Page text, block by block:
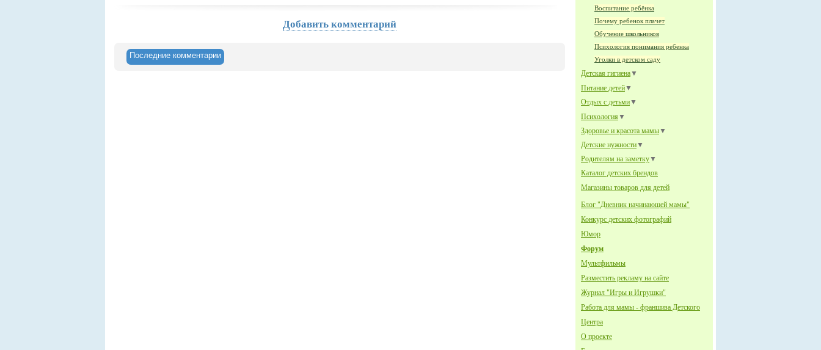
Воспитание ребёнка
Почему ребенок плачет
Обучение школьников
Психология понимания ребенка
Уголки в детском саду
Детская гигиена▼
Питание детей▼
Отдых с детьми▼
Психология ▼
Здоровье и красота мамы▼
Детские нужности▼
Родителям на заметку▼
Каталог детских брендов
Магазины товаров для детей
Блог "Дневник начинающей мамы"
Конкурс детских фотографий
Юмор
Форум
Мультфильмы
Разместить рекламу на сайте
Журнал "Игры и Игрушки"
Работа для мамы - франшиза Детского
Центра
О проекте
Добавить комментарий
Последние комментарии